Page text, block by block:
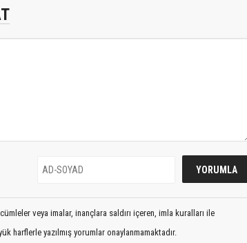
veya imalar, inançlara saldırı içeren, imla kuralları ile
harflerle yazılmış yorumlar onaylanmamaktadır.